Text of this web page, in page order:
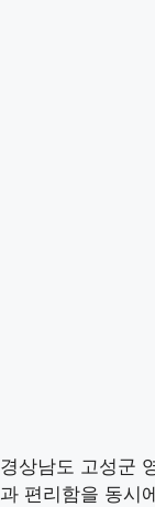
경상남도 고성군
과 편리함을 동시